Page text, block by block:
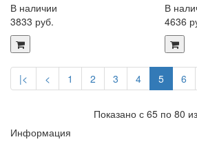
В наличии
3833 руб.
В
4636
|< < 1 2 3 4 5 6
Показано с 65 по 80
Информация